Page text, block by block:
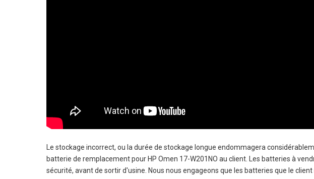
Le stockage incorrect, ou la durée de stockage longue endommagera
batterie de remplacement pour HP Omen 17-W201NO au client. Les batteries à
sécurité, avant de sortir d'usine. Nous nous engageons que les batteries que le